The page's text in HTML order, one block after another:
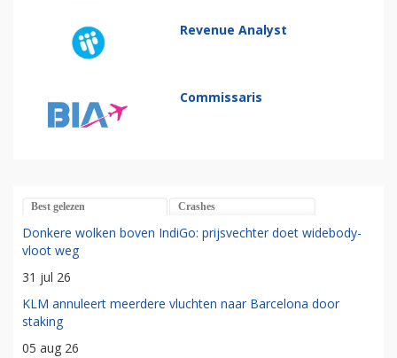
Revenue Analyst
Commissaris
Best gelezen Crashes
Donkere wolken boven IndiGo: prijsvechter doet widebody-
vloot weg
31 jul 26
KLM annuleert meerdere vluchten naar Barcelona door
staking
05 aug 26